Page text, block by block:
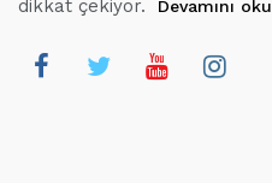
dikkat çekiyor.
Devamını oku